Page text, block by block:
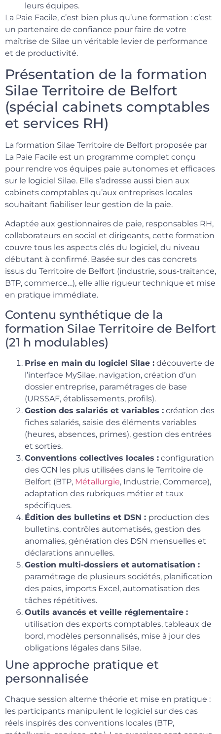
leurs équipes.
La Paie Facile, c’est bien plus qu’une formation : c’est
un partenaire de confiance pour faire de votre
maîtrise de Silae un véritable levier de performance
et de productivité.
Présentation de la formation
Silae Territoire de Belfort
(spécial cabinets comptables
et services RH)
La formation Silae Territoire de Belfort proposée par
La Paie Facile est un programme complet conçu
pour rendre vos équipes paie autonomes et efficaces
sur le logiciel Silae. Elle s’adresse aussi bien aux
cabinets comptables qu’aux entreprises locales
souhaitant fiabiliser leur gestion de la paie.
Adaptée aux gestionnaires de paie, responsables RH,
collaborateurs en social et dirigeants, cette formation
couvre tous les aspects clés du logiciel, du niveau
débutant à confirmé. Basée sur des cas concrets
issus du Territoire de Belfort (industrie, sous-traitance,
BTP, commerce…), elle allie rigueur technique et mise
en pratique immédiate.
Contenu synthétique de la
formation Silae Territoire de Belfort
(21 h modulables)
Prise en main du logiciel Silae : découverte de
l’interface MySilae, navigation, création d’un
dossier entreprise, paramétrages de base
(URSSAF, établissements, profils).
Gestion des salariés et variables : création des
fiches salariés, saisie des éléments variables
(heures, absences, primes), gestion des entrées
et sorties.
Conventions collectives locales : configuration
des CCN les plus utilisées dans le Territoire de
Belfort (BTP, Métallurgie, Industrie, Commerce),
adaptation des rubriques métier et taux
spécifiques.
Édition des bulletins et DSN : production des
bulletins, contrôles automatisés, gestion des
anomalies, génération des DSN mensuelles et
déclarations annuelles.
Gestion multi-dossiers et automatisation :
paramétrage de plusieurs sociétés, planification
des paies, imports Excel, automatisation des
tâches répétitives.
Outils avancés et veille réglementaire :
utilisation des exports comptables, tableaux de
bord, modèles personnalisés, mise à jour des
obligations légales dans Silae.
Une approche pratique et
personnalisée
Chaque session alterne théorie et mise en pratique :
les participants manipulent le logiciel sur des cas
réels inspirés des conventions locales (BTP,